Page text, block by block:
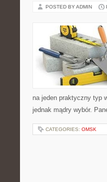
POSTED BY ADMIN
na jeden praktyczny typ
jednak mądry wybór.
CATEGORIES: OMSK